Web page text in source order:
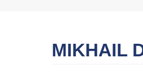
MIKHAIL